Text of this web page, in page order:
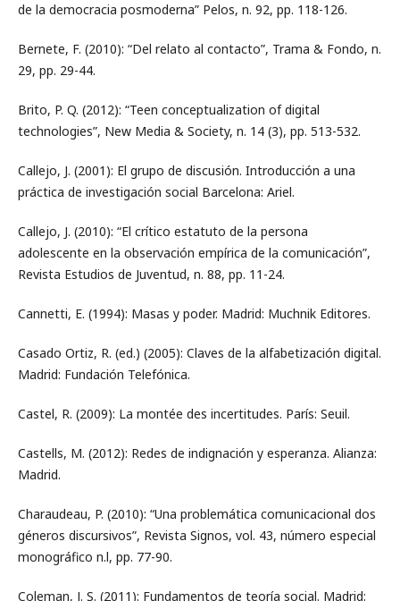
de la democracia posmoderna” Pelos, n. 92, pp. 118-126.
Bernete, F. (2010): “Del relato al contacto”, Trama & Fondo, n.
29, pp. 29-44.
Brito, P. Q. (2012): “Teen conceptualization of digital
technologies”, New Media & Society, n. 14 (3), pp. 513-532.
Callejo, J. (2001): El grupo de discusión. Introducción a una
práctica de investigación social Barcelona: Ariel.
Callejo, J. (2010): “El crítico estatuto de la persona
adolescente en la observación empírica de la comunicación”,
Revista Estudios de Juventud, n. 88, pp. 11-24.
Cannetti, E. (1994): Masas y poder. Madrid: Muchnik Editores.
Casado Ortiz, R. (ed.) (2005): Claves de la alfabetización digital.
Madrid: Fundación Telefónica.
Castel, R. (2009): La montée des incertitudes. París: Seuil.
Castells, M. (2012): Redes de indignación y esperanza. Alianza:
Madrid.
Charaudeau, P. (2010): “Una problemática comunicacional dos
géneros discursivos”, Revista Signos, vol. 43, número especial
monográfico n.l, pp. 77-90.
Coleman, J. S. (2011): Fundamentos de teoría social. Madrid: